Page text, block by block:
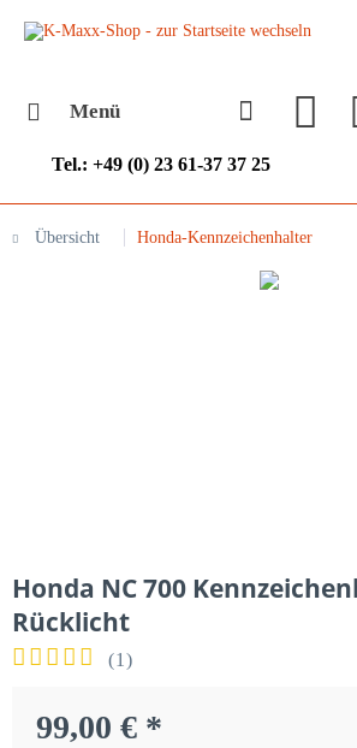
Tel.: +49 (0) 23 61-37 37 25
Menü
Übersicht Honda-Kennzeichenhalter
Honda NC 700
Rücklicht
(1 )
99,00 € *